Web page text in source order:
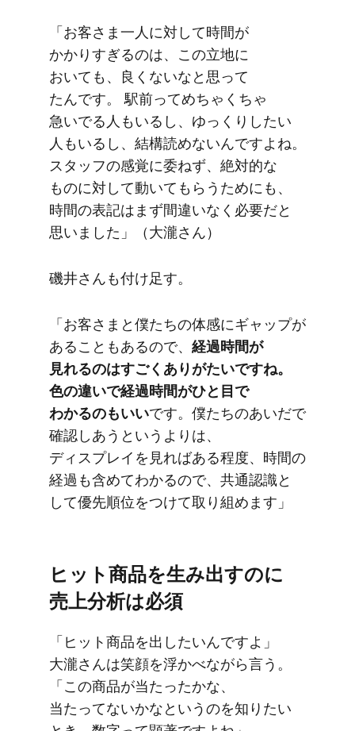
「お客さま一人に​対して​時間が​
かかりすぎるのは、​この​立地に​
おいても、​良くないなと​思って​
たんです。​ 駅前ってめちゃくちゃ​
急いでる​人も​いるし、​ゆっくりしたい​
人も​いるし、​結構​読めないんですよね。​
スタッフの​感覚に​委ねず、​絶対的な​
ものに​対して​動いて​もらう​ためにも、​
時間の​表記は​まず間違いなく​必要だと​
思いました」​（大瀧さん）
磯井さんも​付け足す。
「お客さまと​僕たちの​体感に​ギャップが​
ある​こともあるので、 ​経過時間が​
見れるのは​すごく​ありが​たいですね。​
色の​違いで​経過時間が​ひと目で​
わかるのも​いいです。​僕たちの​あいだで​
確認しあうと​いう​よりは、​
ディスプレイを​見れば​ある​程度、​時間の​
経過も​含めて​わかるので、​共通認識と​
して​優先順位を​つけて​取り​組めます」
ヒット商品を​生み出すのに​
売上分析は​必須
「ヒット商品を​出したいんですよ」​
大瀧さんは笑顔を​浮かべながら​言う。​
「この​商品が​当たったかな、​
当たってないかなと​いうのを​知りたい​